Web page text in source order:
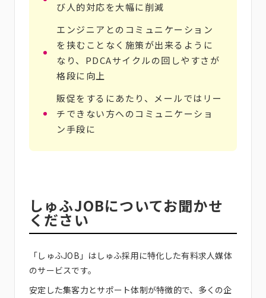
び人的対応を大幅に削減
エンジニアとのコミュニケーション
を挟むことなく施策が出来るように
なり、PDCAサイクルの回しやすさが
格段に向上
販促をするにあたり、メールではリー
チできない方へのコミュニケーショ
ン手段に
しゅふJOBについてお聞かせ
ください
「しゅふJOB 」はしゅふ採用に特化した有料求人媒体
のサービスです。
安定した集客力とサポート体制が特徴的で、多くの企